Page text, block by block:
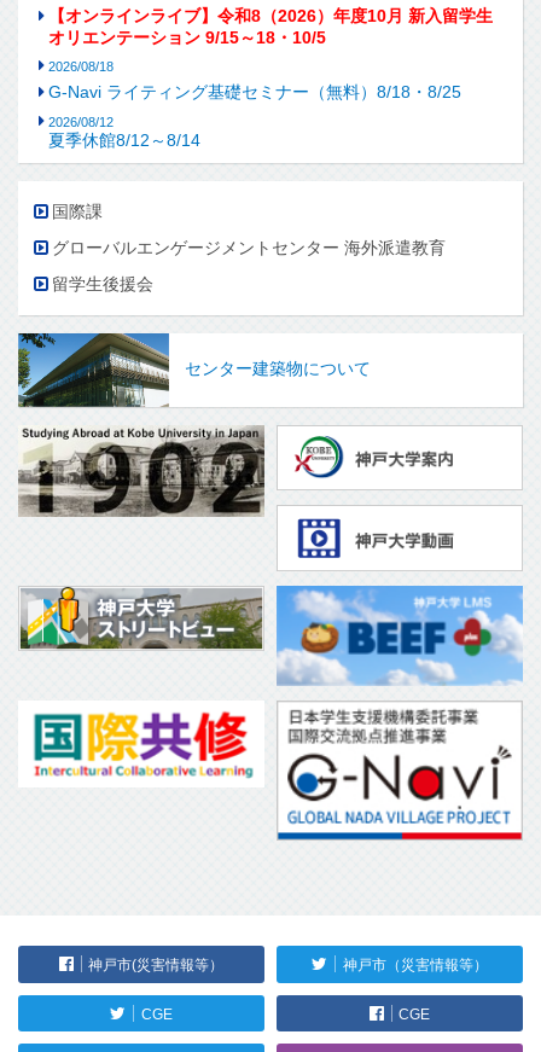
【オンラインライブ】令和8（2026）年度10月 新入留学生
オリエンテーション 9/15～18・10/5
2026/08/18
G-Navi ライティング基礎セミナー（無料）8/18・8/25
2026/08/12
夏季休館8/12～8/14
国際課
グローバルエンゲージメントセンター 海外派遣教育
留学生後援会
センター建築物について
神戸市(災害情報等） 神戸市（災害情報等）
CGE CGE